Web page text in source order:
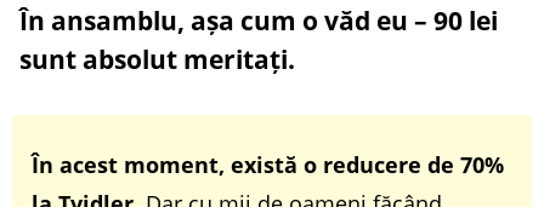
În ansamblu, așa cum o văd eu – 90 lei
sunt absolut meritați.
În acest moment, există o reducere de 70%